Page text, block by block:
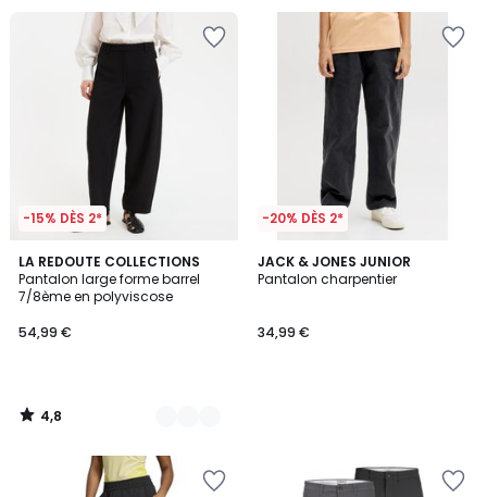
-15% DÈS 2*
LA REDOUTE COLLECTIONS
Pantalon large forme barrel
7/8ème en polyviscose
54,99 €
4,8
/ 5
2
Couleurs
4,8
/
-20% DÈS 2*
JACK & JONES JUNIOR
Pantalon charpentier
34,99 €